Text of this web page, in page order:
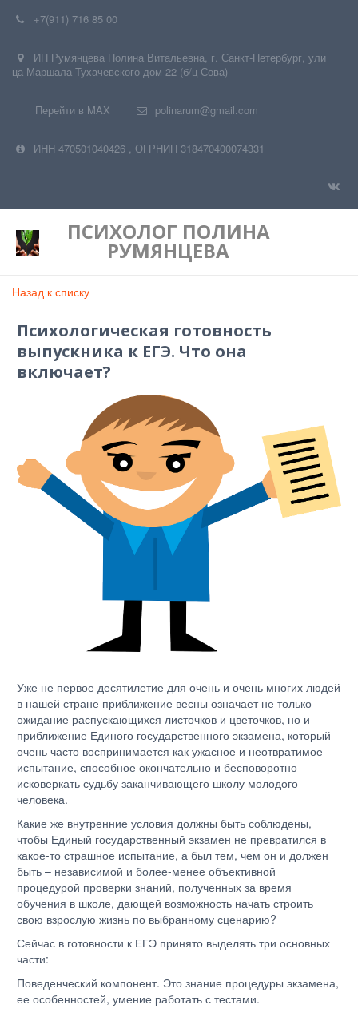
+7(911) 716 85 00
ИП Румянцева Полина Витальевна, г. Санкт-Петербург, ули
ца Маршала Тухачевского дом 22 (б/ц Сова)
Перейти в MAX polinarum@gmail.com
ИНН 470501040426 , ОГРНИП 318470400074331
ПСИХОЛОГ ПОЛИНА
РУМЯНЦЕВА
Назад к списку
Психологическая готовность
выпускника к ЕГЭ. Что она
включает?
Уже не первое десятилетие для очень и очень многих людей
в нашей стране приближение весны означает не только
ожидание распускающихся листочков и цветочков, но и
приближение Единого государственного экзамена, который
очень часто воспринимается как ужасное и неотвратимое
испытание, способное окончательно и бесповоротно
исковеркать судьбу заканчивающего школу молодого
человека.
Какие же внутренние условия должны быть соблюдены,
чтобы Единый государственный экзамен не превратился в
какое-то страшное испытание, а был тем, чем он и должен
быть – независимой и более-менее объективной
процедурой проверки знаний, полученных за время
обучения в школе, дающей возможность начать строить
свою взрослую жизнь по выбранному сценарию?
Сейчас в готовности к ЕГЭ принято выделять три основных
части:
Поведенческий компонент. Это знание процедуры экзамена,
ее особенностей, умение работать с тестами.